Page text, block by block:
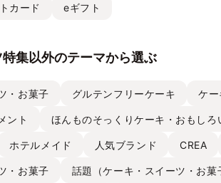
カード eギフト
集以外のテーマから選ぶ
・お菓子 グルテンフリーケーキ ケ
ント ほんものそっくりケーキ・おもしろ
ホテルメイド 人気ブランド CREA
・お菓子 話題（ケーキ・スイーツ・お菓